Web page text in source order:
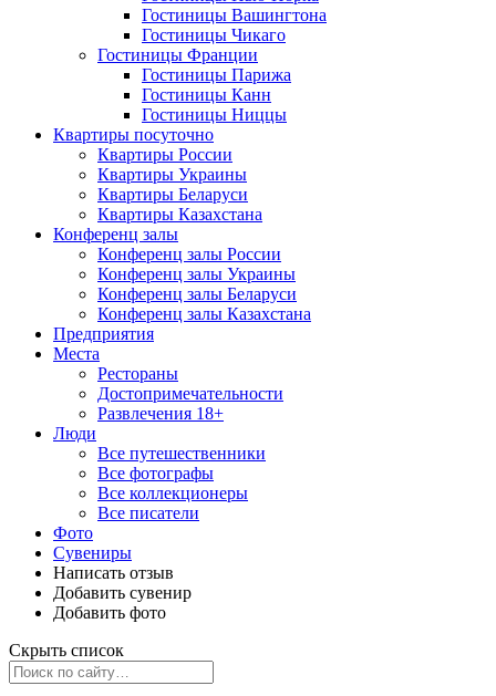
Гостиницы Вашингтона
Гостиницы Чикаго
Гостиницы Франции
Гостиницы Парижа
Гостиницы Канн
Гостиницы Ниццы
Квартиры посуточно
Квартиры России
Квартиры Украины
Квартиры Беларуси
Квартиры Казахстана
Конференц залы
Конференц залы России
Конференц залы Украины
Конференц залы Беларуси
Конференц залы Казахстана
Предприятия
Места
Рестораны
Достопримечательности
Развлечения 18+
Люди
Все путешественники
Все фотографы
Все коллекционеры
Все писатели
Фото
Сувениры
Написать отзыв
Добавить сувенир
Добавить фото
Скрыть список